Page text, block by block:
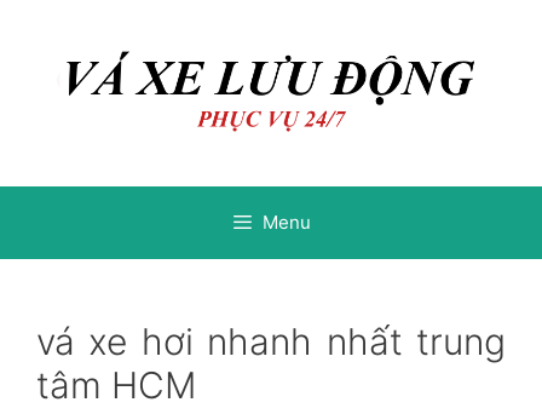
Menu
vá xe hơi nhanh nhất trung
tâm HCM